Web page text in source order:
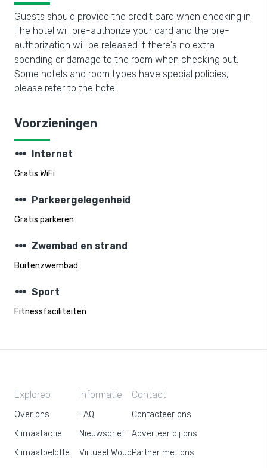
Guests should provide the credit card when checking in.
The hotel will pre-authorize your card and the pre-
authorization will be released if there's no extra
spending or damage to the room when checking out.
Some hotels and room types have special policies,
please refer to the hotel.
Voorzieningen
steppers Internet
Gratis WiFi
steppers Parkeergelegenheid
Gratis parkeren
steppers Zwembad en strand
Buitenzwembad
steppers Sport
Fitnessfaciliteiten
Exploreo
Over ons
Klimaatactie
Klimaatbelofte
Informatie
FAQ
Nieuwsbrief
Virtueel Woud
Contact
Contacteer ons
Adverteer bij ons
Partner met ons